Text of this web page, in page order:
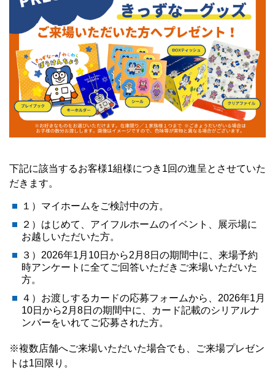
下記に該当するお客様1組様につき1回の進呈とさせていた
だきます。
１）マイホームをご検討中の方。​
２）はじめて、アイフルホームのイベント、展示場に
お越しいただいた方。​
３）2026年1月10日から2月8日の期間中に、来場予約
時アンケートに全てご回答いただきご来場いただいた
方。
４）お渡しするカードの応募フォームから、2026年1月
10日から2月8日の期間中に、カード記載のシリアルナ
ンバーをいれてご応募された方。
※複数店舗へご来場いただいた場合でも、ご来場プレゼン
トは1回限り。